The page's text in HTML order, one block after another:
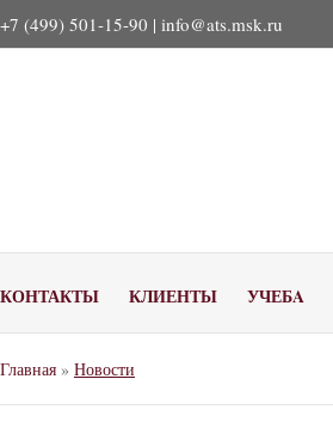
+7 (499) 501-15-90 | info@ats.msk.ru
КОНТАКТЫ КЛИЕНТЫ УЧЕБA
Главная » Новости